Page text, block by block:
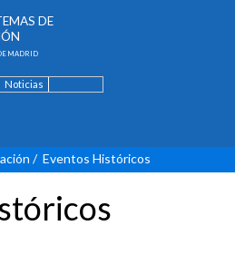
DE
MADRID
Noticias
/ Eventos Históricos